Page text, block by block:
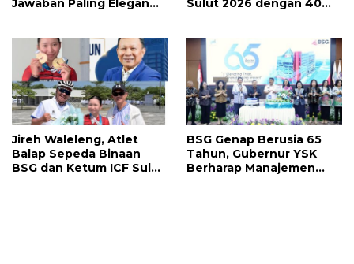
Jawaban Paling Elegan
Sulut 2026 dengan 40
Menanti
Jireh Waleleng, Atlet
Balap Sepeda Binaan
BSG dan Ketum ICF Sulut
BSG Genap Berusia 65
Tahun, Gubernur YSK
Berharap Manajemen